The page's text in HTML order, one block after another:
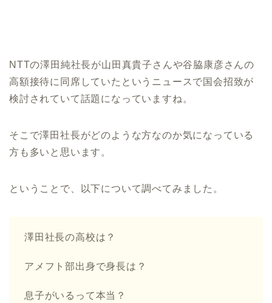
NTTの澤田純社長が山田真貴子さんや谷脇康彦さんの
高額接待に同席していたというニュースで国会招致が
検討されていて話題になっていますね。
そこで澤田社長がどのような方なのか気になっている
方も多いと思います。
ということで、以下について調べてみました。
澤田社長の高校は？
アメフト部出身で身長は？
息子がいるって本当？